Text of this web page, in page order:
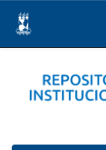
navigation